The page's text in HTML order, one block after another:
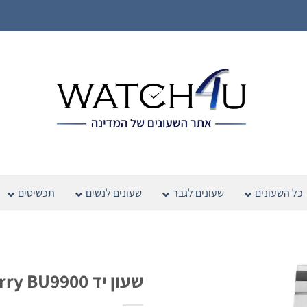
כל השעונים שעונים לגבר שעונים לנשים תכשיטים
שעון יד Burberry BU9900